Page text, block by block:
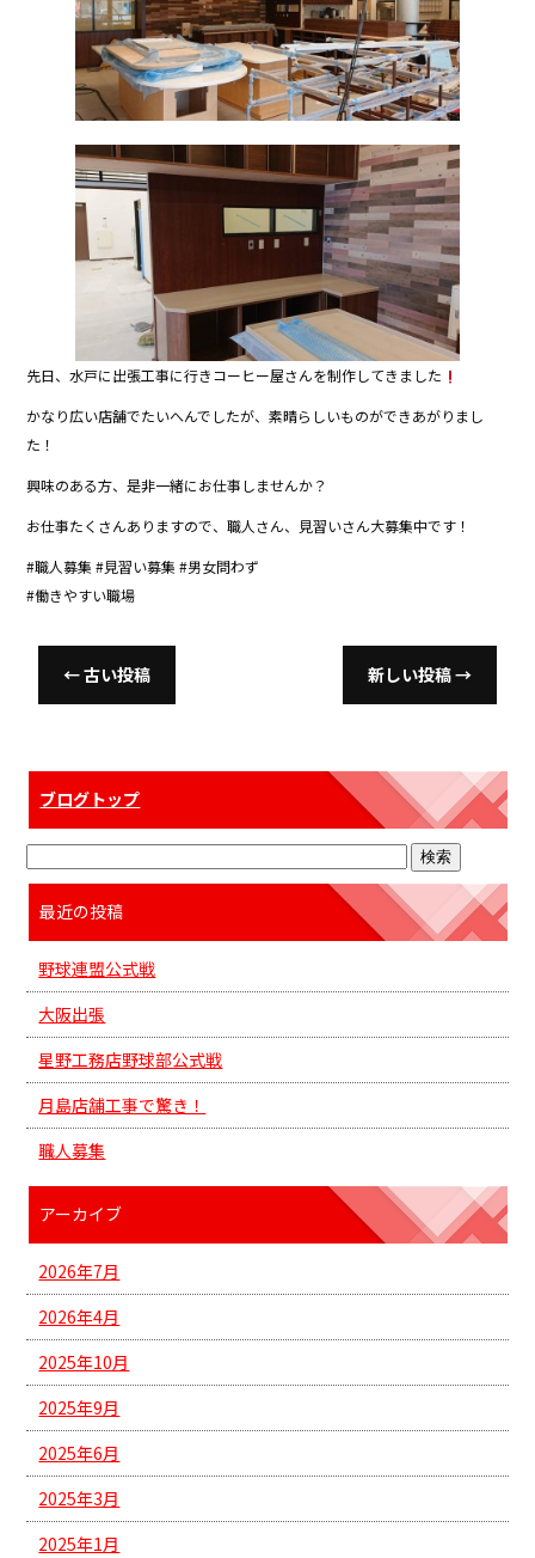
先日、水戸に出張工事に行きコーヒー屋さんを制作してきました
かなり広い店舗でたいへんでしたが、素晴らしいものができあがりまし
た！
興味のある方、是非一緒にお仕事しませんか？
お仕事たくさんありますので、職人さん、見習いさん大募集中です！
#職人募集 #見習い募集 #男女問わず
#働きやすい職場
←古い投稿 新しい投稿→
ブログトップ
最近の投稿
野球連盟公式戦
大阪出張
星野工務店野球部公式戦
月島店舗工事で驚き！
職人募集
アーカイブ
2026年7月
2026年4月
2025年10月
2025年9月
2025年6月
2025年3月
2025年1月